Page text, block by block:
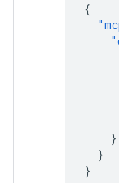
{
}
}
}